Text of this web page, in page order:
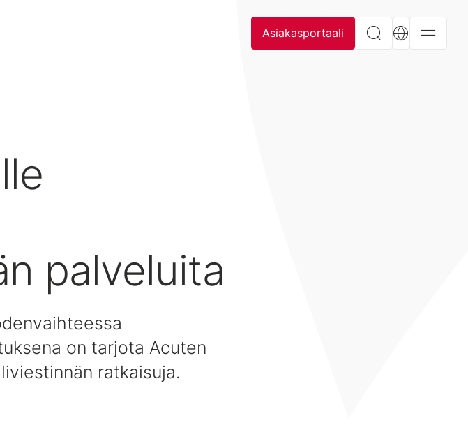
Asiakasportaali
palveluita
on tarjota Acuten
ratkaisuja.